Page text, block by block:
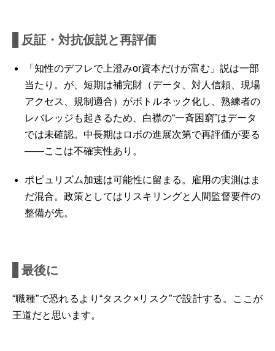
反証・対抗仮説と再評価
「知性のデフレで上澄みor資本だけが富む」説は一部
当たり。が、短期は補完財（データ、対人信頼、現場
アクセス、規制適合）がボトルネック化し、熟練者の
レバレッジも起きるため、白襟の“一斉困窮”はデータ
では未確認。中長期はロボの進展次第で再評価が要る
――ここは不確実性あり。
ポピュリズム加速は可能性に留まる。雇用の実測はま
だ混合。政策としてはリスキリングと人間監督要件の
整備が先。
最後に
“職種”で恐れるより“タスク×リスク”で設計する。ここが
王道だと思います。